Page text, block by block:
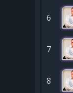
6
7
8